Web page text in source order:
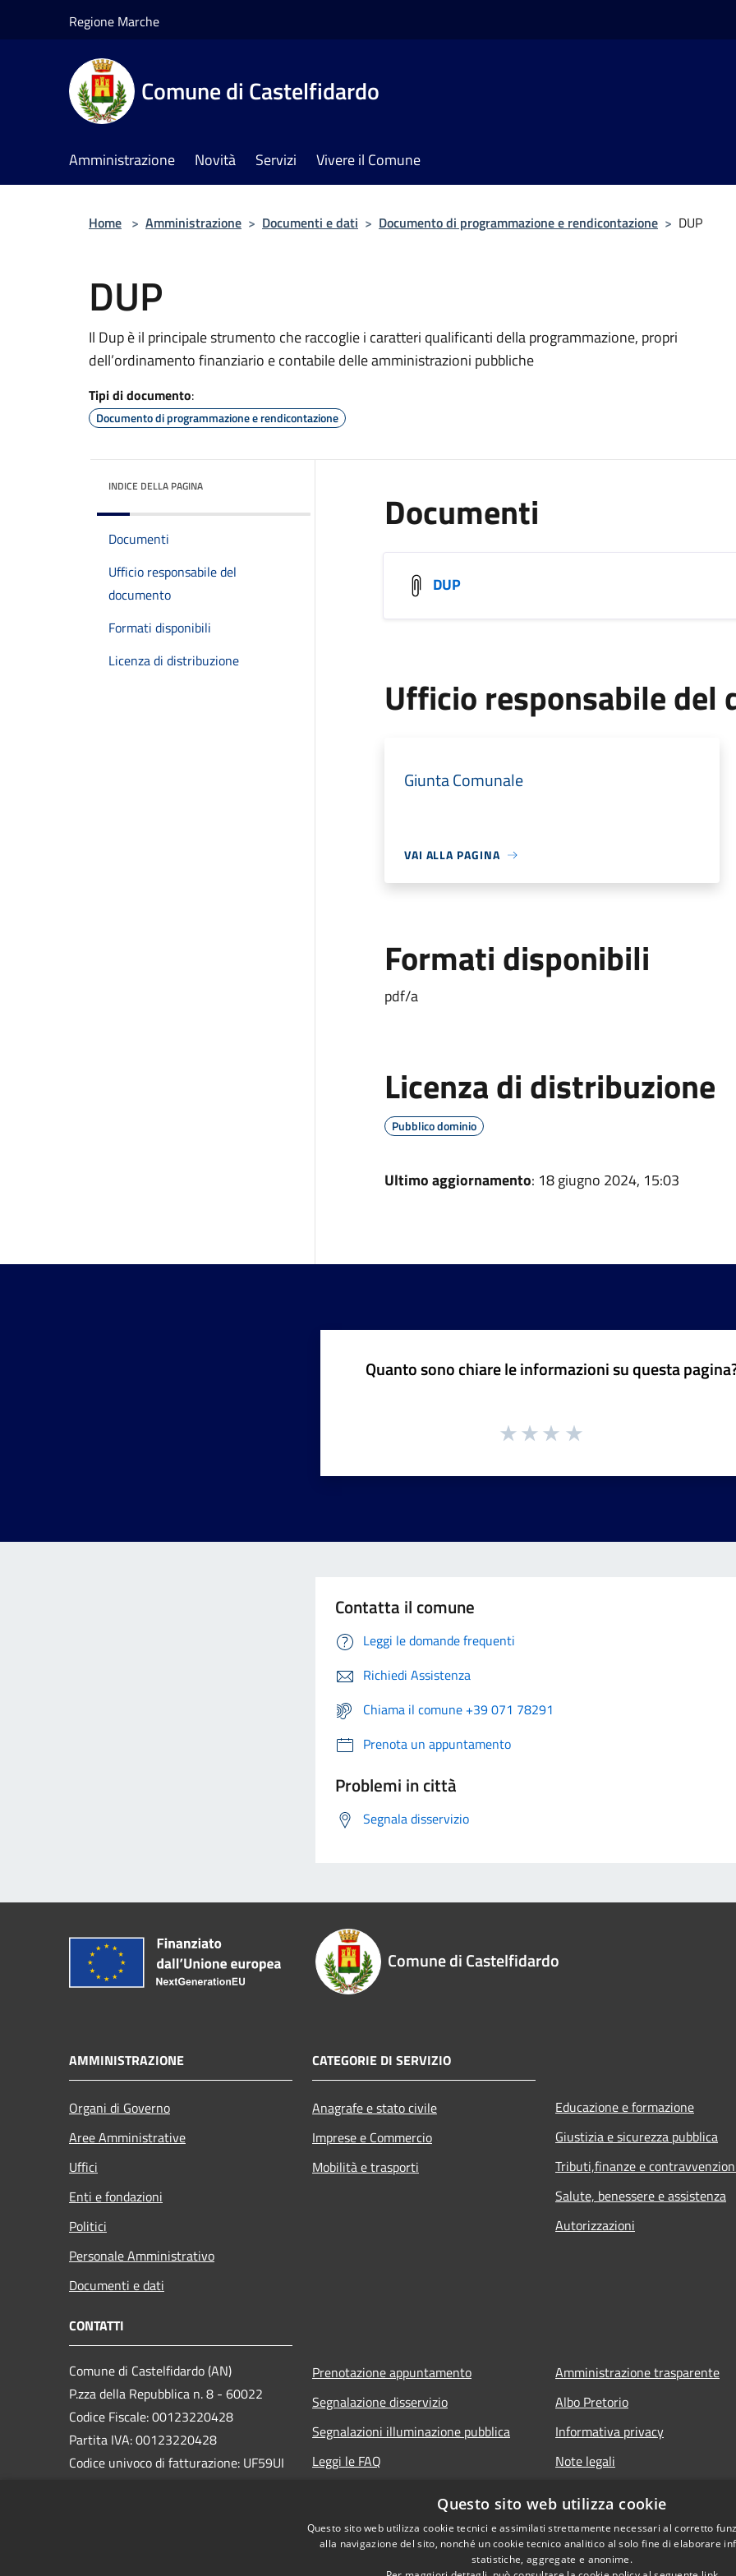
Regione Marche
Comune di Castelfidardo
Amministrazione Novità Servizi Vivere il Comune
Home > Amministrazione > Documenti e dati > Documento di programmazione e rendicontazione > DUP
DUP
Il Dup è il principale strumento che raccoglie i caratteri qualificanti della programmazione, propri
dell’ordinamento finanziario e contabile delle amministrazioni pubbliche
Tipi di documento:
Documento di programmazione e rendicontazione
INDICE DELLA PAGINA
Documenti
Ufficio responsabile del
documento
Formati disponibili
Licenza di distribuzione
Documenti
DUP
Ufficio responsabile del
Giunta Comunale
VAI ALLA PAGINA
Formati disponibili
pdf/a
Licenza di distribuzione
Pubblico dominio
Ultimo aggiornamento: 18 giugno 2024, 15:03
Quanto sono chiare le informazioni su questa
Contatta il comune
Leggi le domande frequenti
Richiedi Assistenza
Chiama il comune +39 071 78291
Prenota un appuntamento
Problemi in città
Segnala disservizio
Comune di Castelfidardo
AMMINISTRAZIONE
Organi di Governo
Aree Amministrative
Uffici
Enti e fondazioni
Politici
Personale Amministrativo
Documenti e dati
CATEGORIE DI SERVIZIO
Anagrafe e stato civile
Imprese e Commercio
Mobilità e trasporti
Educazione e formazione
Giustizia e sicurezza pubblica
Tributi,finanze e
Salute, benessere e assistenza
Autorizzazioni
CONTATTI
Comune di Castelfidardo (AN)
P.zza della Repubblica n. 8 - 60022
Codice Fiscale: 00123220428
Partita IVA: 00123220428
Codice univoco di fatturazione: UF59UI
Prenotazione appuntamento
Segnalazione disservizio
Segnalazioni illuminazione pubblica
Leggi le FAQ
Amministrazione trasparente
Albo Pretorio
Informativa privacy
Note legali
Questo sito web utilizza cookie
Questo sito web utilizza cookie tecnici e assimilati strettamente necessari al corretto
alla navigazione del sito, nonché un cookie tecnico analitico al solo fine di elaborare
statistiche, aggregate e anonime.